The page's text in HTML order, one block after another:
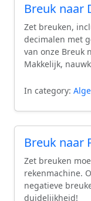
Breuk naar
Zet breuken,
decimalen met
van onze Breuk
Makkelijk,
In category:
Breuk naar
Zet breuken
rekenmachine.
negatieve
duidelijkheid!